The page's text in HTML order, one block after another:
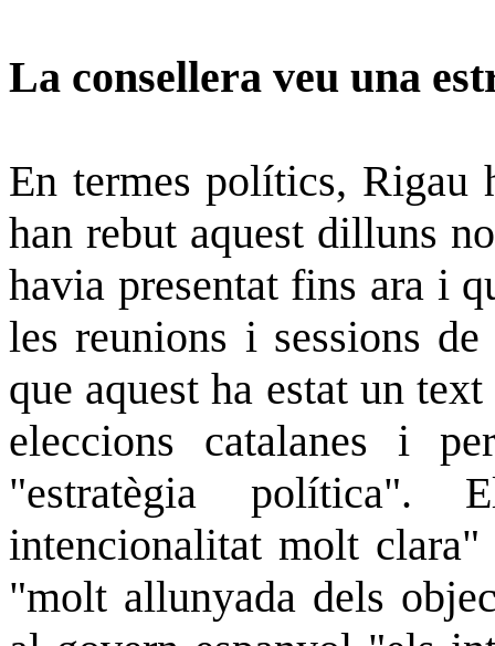
La consellera veu una
En termes polítics, Rigau
han rebut aquest dilluns
havia presentat fins ara i
les reunions i sessions
que aquest ha estat un
eleccions catalanes i
"estratègia
intencionalitat molt
"molt allunyada dels